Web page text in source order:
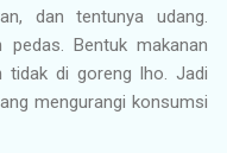
dan tentunya udang.
Bentuk makanan
tidak di goreng lho. Jadi
mengurangi konsumsi